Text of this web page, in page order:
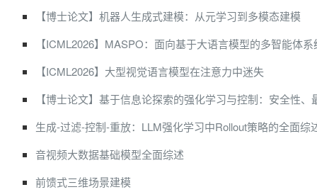
【博士论文】机器人生成式建模：从元学习到多模态建模
【ICML2026】MASPO：面向基于大语言模型的多智能体
【ICML2026】大型视觉语言模型在注意力中迷失
【博士论文】基于信息论探索的强化学习与控制：安全性
生成-过滤-控制-重放：LLM强化学习中Rollout策略的全面综
音视频大数据基础模型全面综述
前馈式三维场景建模